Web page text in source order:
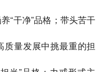
“干净”品格；带头苦干
质量发展中挑最重的担